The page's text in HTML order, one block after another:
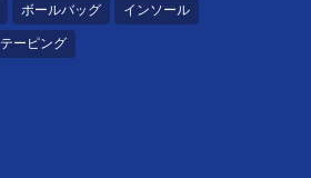
ボールバッグ インソール
テーピング